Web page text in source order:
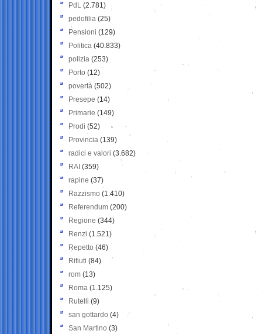
PdL (2.781)
pedofilia (25)
Pensioni (129)
Politica (40.833)
polizia (253)
Porto (12)
povertà (502)
Presepe (14)
Primarie (149)
Prodi (52)
Provincia (139)
radici e valori (3.682)
RAI (359)
rapine (37)
Razzismo (1.410)
Referendum (200)
Regione (344)
Renzi (1.521)
Repetto (46)
Rifiuti (84)
rom (13)
Roma (1.125)
Rutelli (9)
san gottardo (4)
San Martino (3)